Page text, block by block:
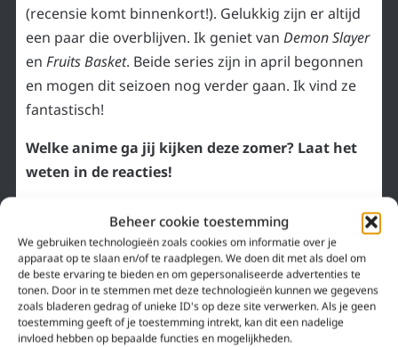
Beheer cookie toestemming
We gebruiken technologieën zoals cookies om informatie over je
apparaat op te slaan en/of te raadplegen. We doen dit met als doel om
de beste ervaring te bieden en om gepersonaliseerde advertenties te
tonen. Door in te stemmen met deze technologieën kunnen we gegevens
zoals bladeren gedrag of unieke ID's op deze site verwerken. Als je geen
toestemming geeft of je toestemming intrekt, kan dit een nadelige
invloed hebben op bepaalde functies en mogelijkheden.
(recensie komt binnenkort!). Gelukkig zijn er altijd
een paar die overblijven. Ik geniet van Demon Slayer
en Fruits Basket. Beide series zijn in april begonnen
en mogen dit seizoen nog verder gaan. Ik vind ze
fantastisch!
Welke anime ga jij kijken deze zomer? Laat het
weten in de reacties!
studio Kyoto Animation »
PRAAT MEE!
WIL JE IETS KWIJT?